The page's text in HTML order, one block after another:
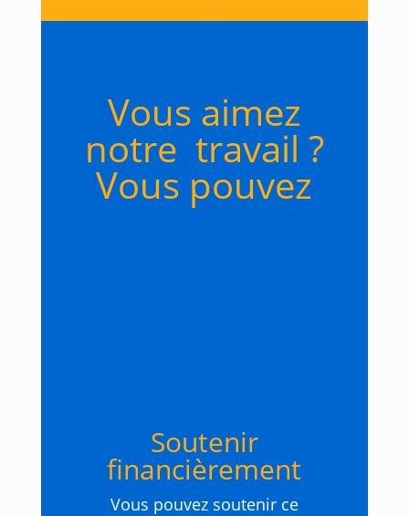
Vous aimez
notre travail ?
Vous pouvez
Soutenir
financièrement
Vous pouvez soutenir ce